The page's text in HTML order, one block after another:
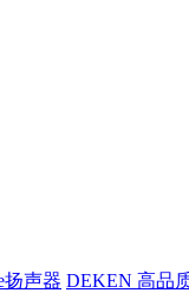
扬声器 DEKEN 高品